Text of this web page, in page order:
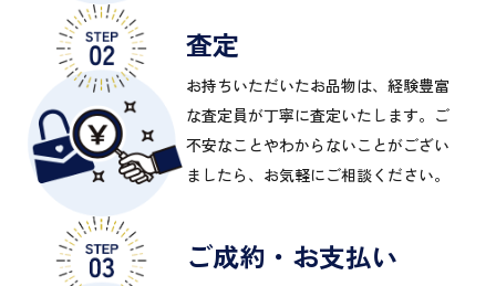
査定
お持ちいただいたお品物は、経験豊富
な査定員が丁寧に査定いたします。ご
不安なことやわからないことがござい
ましたら、お気軽にご相談ください。
ご成約・お支払い